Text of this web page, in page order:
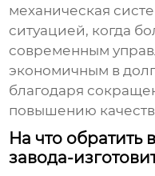
механическая
ситуацией, когда
современным
экономичным в
благодаря
повышению
На что
завода-